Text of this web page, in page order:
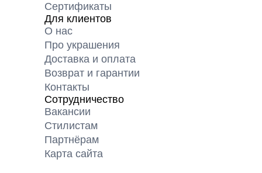
Сертификаты
Для клиентов
О нас
Про украшения
Доставка и оплата
Возврат и гарантии
Контакты
Сотрудничество
Вакансии
Cтилистам
Партнёрам
Карта cайта